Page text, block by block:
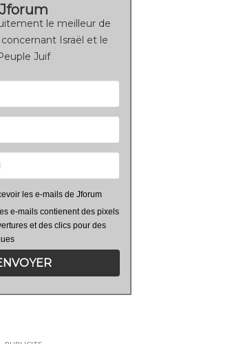
Jforum
le meilleur de
Israël et le
Juif
les e-mails de Jforum
e-mails contienent des pixels
et des clics pour des